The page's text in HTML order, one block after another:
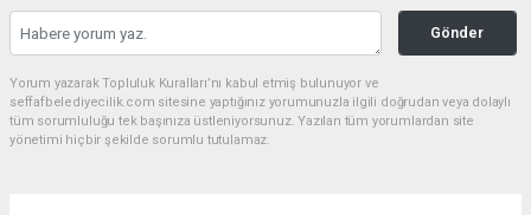
Gönder
Yorum yazarak Topluluk Kuralları’nı kabul etmiş bulunuyor ve
seffafbelediyecilik.com sitesine yaptığınız yorumunuzla ilgili doğrudan veya dolaylı
tüm sorumluluğu tek başınıza üstleniyorsunuz. Yazılan tüm yorumlardan site
yönetimi hiçbir şekilde sorumlu tutulamaz.